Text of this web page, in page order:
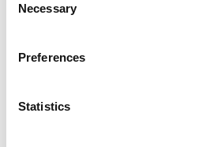
Selection
Necessary
Preferences
Statistics